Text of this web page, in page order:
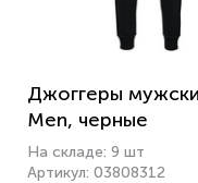
Джоггеры
Men, черные
На складе: 9 шт
Артикул: 03808312